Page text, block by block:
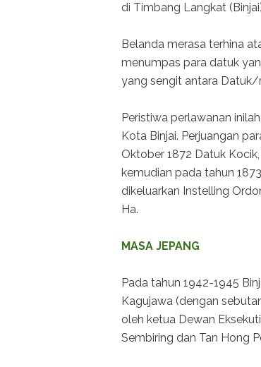
di Timbang Langkat
Belanda merasa terhina
menumpas para datuk
yang sengit antara
Peristiwa perlawanan
Kota Binjai. Perjuangan
Oktober 1872 Datuk
kemudian pada tahun
dikeluarkan Instelling
Ha.
MASA JEPANG
Pada tahun 1942-1945
Kagujawa (dengan
oleh ketua Dewan
Sembiring dan Tan Hong